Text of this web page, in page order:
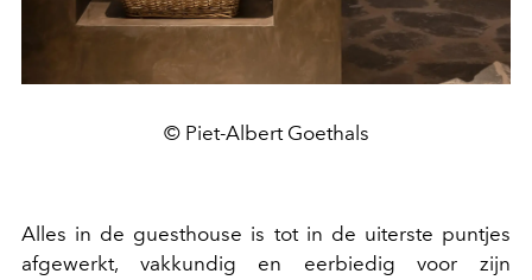
© Piet-Albert Goethals
Alles in de guesthouse is tot in de uiterste puntjes
afgewerkt, vakkundig en eerbiedig voor zijn